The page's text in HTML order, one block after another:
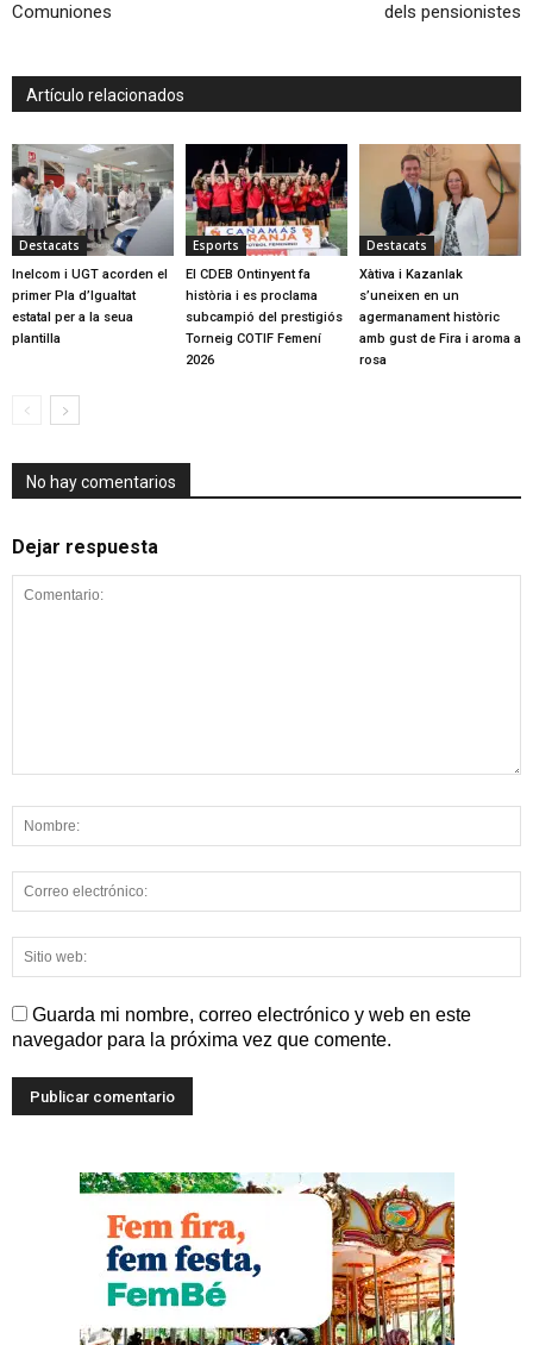
Comuniones
dels pensionistes
Artículo relacionados
Destacats
Inelcom i UGT acorden el
primer Pla d’Igualtat
estatal per a la seua
plantilla
Esports
El CDEB Ontinyent fa
història i es proclama
subcampió del prestigiós
Torneig COTIF Femení
2026
Destacats
Xàtiva i Kazanlak
s’uneixen en un
agermanament històric
amb gust de Fira i aroma a
rosa
No hay comentarios
Dejar respuesta
Guarda mi nombre, correo electrónico y web en este
navegador para la próxima vez que comente.